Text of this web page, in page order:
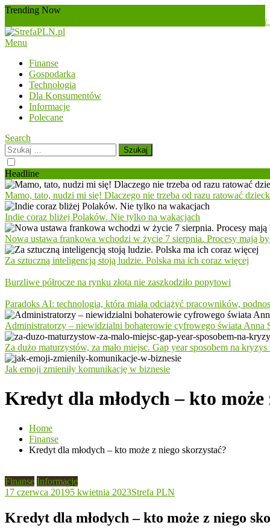
Skip
Content
Trending Now
zarabianie
Menu
Finanse
Gospodarka
Technologia
Dla Konsumentów
Informacje
Polecane
Search
Szukaj:
Headline
Mamo, tato, nudzi mi się! Dlaczego nie trzeba od razu ratować
Indie coraz bliżej Polaków. Nie tylko na wakacjach
Nowa ustawa frankowa wchodzi w życie 7 sierpnia. Procesy mają
Za sztuczną inteligencją stoją ludzie. Polska ma ich coraz więcej
Burzliwe półrocze na rynku złota nie zaszkodziło popytowi
Paradoks AI: technologia, która miała odciążyć pracowników,
Administratorzy – niewidzialni bohaterowie cyfrowego świata Anna
Za dużo maturzystów, za mało miejsc. Gap year sposobem na
Jak emoji zmieniły komunikację w biznesie
Kredyt dla młodych – kto może
Home
Finanse
Kredyt dla młodych – kto może z niego skorzystać?
Finanse Informacje
17 czerwca 20195 kwietnia 2023Strefa PLN
Kredyt dla młodych – kto może z niego